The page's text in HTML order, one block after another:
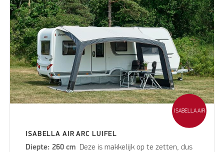
ISABELLA AIR
ISABELLA AIR ARC LUIFEL
Diepte: 260 cm Deze is makkelijk op te zetten, dus